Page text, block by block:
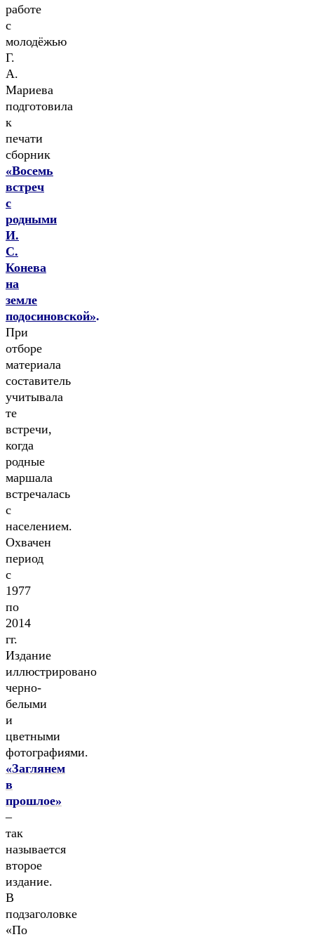
работе
с
молодёжью
Г.
А.
Мариева
подготовила
к
печати
сборник
«Восемь
встреч
с
родными
И.
С.
Конева
на
земле
подосиновской».
При
отборе
материала
составитель
учитывала
те
встречи,
когда
родные
маршала
встречалась
с
населением.
Охвачен
период
с
1977
по
2014
гг.
Издание
иллюстрировано
черно-
белыми
и
цветными
фотографиями.
«Заглянем
в
прошлое»
–
так
называется
второе
издание.
В
подзаголовке
«По